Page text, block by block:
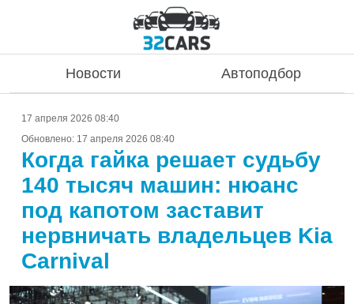
Новости Автоподбор
17 апреля 2026 08:40
Обновлено: 17 апреля 2026 08:40
Когда гайка решает судьбу
140 тысяч машин: нюанс
под капотом заставит
нервничать владельцев Kia
Carnival